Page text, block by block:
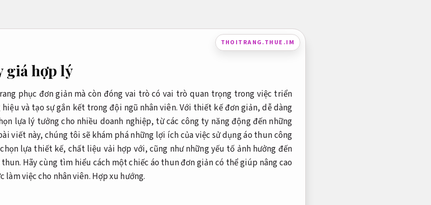
THOITRANG.THUE.IM
giá hợp lý
phục đơn giản mà còn đóng vai trò có vai trò quan trọng trong việc triển
và tạo sự gắn kết trong đội ngũ nhân viên. Với thiết kế đơn giản, dễ dàng
lựa lý tưởng cho nhiều doanh nghiệp, từ các công ty năng động đến những
viết này, chúng tôi sẽ khám phá những lợi ích của việc sử dụng áo thun công
lựa thiết kế, chất liệu vải hợp với, cũng như những yếu tố ảnh hưởng đến
Hãy cùng tìm hiểu cách một chiếc áo thun đơn giản có thể giúp nâng cao
làm việc cho nhân viên. Hợp xu hướng.